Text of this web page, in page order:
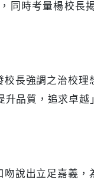
同時考量楊校長
長強調之治校理
品質，追求卓
說出立足嘉義